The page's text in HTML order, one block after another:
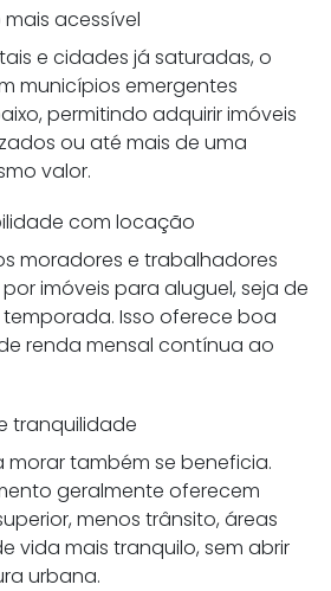
acessível
e cidades já saturadas, o
municípios emergentes
permitindo adquirir imóveis
ou até mais de uma
valor.
com locação
moradores e trabalhadores
imóveis para aluguel, seja de
Isso oferece boa
renda mensal contínua ao
tranquilidade
também se beneficia.
geralmente oferecem
menos trânsito, áreas
vida mais tranquilo, sem abrir
urbana.